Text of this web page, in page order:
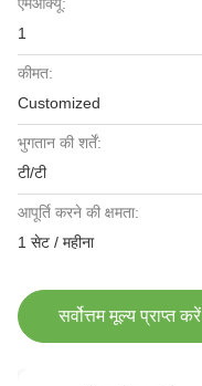
1
कीमत:
Customized
भुगतान की शर्तें:
टी/टी
आपूर्ति करने की क्षमता:
1 सेट / महीना
सर्वोत्तम मूल्य प्राप्त करें